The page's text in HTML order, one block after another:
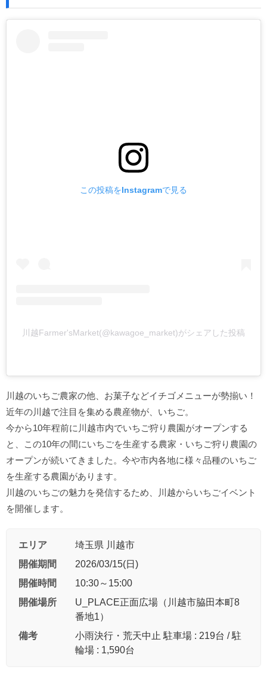
この投稿をInstagramで見る
川越Farmer'sMarket(@kawagoe_market)がシェアした投稿
川越のいちご農家の他、お菓子などイチゴメニューが勢揃い！
近年の川越で注目を集める農産物が、いちご。
今から10年程前に川越市内でいちご狩り農園がオープンする
と、この10年の間にいちごを生産する農家・いちご狩り農園の
オープンが続いてきました。今や市内各地に様々品種のいちご
を生産する農園があります。
川越のいちごの魅力を発信するため、川越からいちごイベント
を開催します。
エリア
埼玉県 川越市
開催期間
2026/03/15(日)
開催時間
10:30～15:00
開催場所
U_PLACE正面広場（川越市脇田本町8
番地1）
備考
小雨決行・荒天中止 駐車場 : 219台 / 駐
輪場 : 1,590台